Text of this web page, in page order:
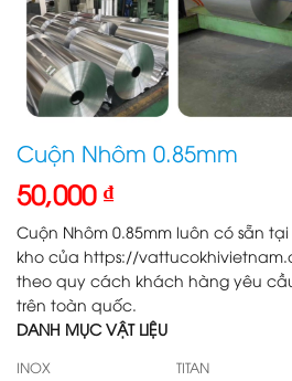
Cuộn Nhôm 0.85mm
50,000 ₫
Cuộn Nhôm 0.85mm luôn có sẵn
kho của https://
theo quy cách khách hàng yêu
trên toàn quốc.
DANH MỤC VẬT LIỆU
INOX TITAN